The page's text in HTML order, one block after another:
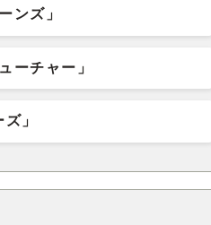
ンズ」
ーチャー」
」